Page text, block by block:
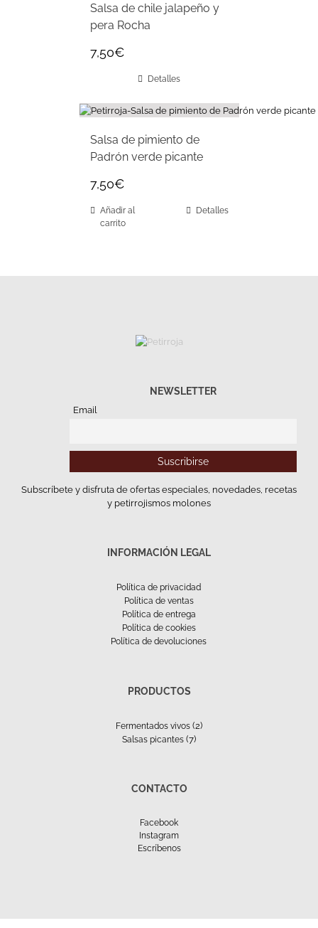
Salsa de chile jalapeño y
pera Rocha
7,50€
Detalles
Salsa de pimiento de
Padrón verde picante
7,50€
Añadir al
carrito
Detalles
NEWSLETTER
Email
Subscríbete y disfruta de ofertas especiales, novedades, recetas
y petirrojismos molones
INFORMACIÓN LEGAL
Política de privacidad
Política de ventas
Política de entrega
Política de cookies
Política de devoluciones
PRODUCTOS
Fermentados vivos (2)
Salsas picantes (7)
CONTACTO
Facebook
Instagram
Escríbenos